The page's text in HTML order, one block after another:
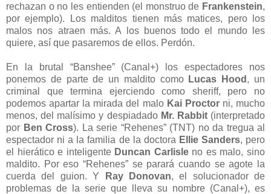
rechazan o no les entienden (el monstruo de Frankenstein,
por ejemplo). Los malditos tienen más matices, pero los
malos nos atraen más. A los buenos todo el mundo les
quiere, así que pasaremos de ellos. Perdón.
En la brutal “Banshee” (Canal+) los espectadores nos
ponemos de parte de un maldito como Lucas Hood , un
criminal que termina ejerciendo como sheriff, pero no
podemos apartar la mirada del malo Kai Proctorni, mucho
menos, del malísimo y despiadado Mr. Rabbit(interpretado
por Ben Cross). La serie “Rehenes” (TNT) no da tregua al
espectador ni a la familia de la doctora Ellie Sanders, pero
el hierático e inteligente Duncan Carlisleno es malo, sino
maldito. Por eso “Rehenes” se parará cuando se agote la
cuerda del guion. Y
Ray Donovan, el solucionador de
problemas de la serie que lleva su nombre (Canal+), es